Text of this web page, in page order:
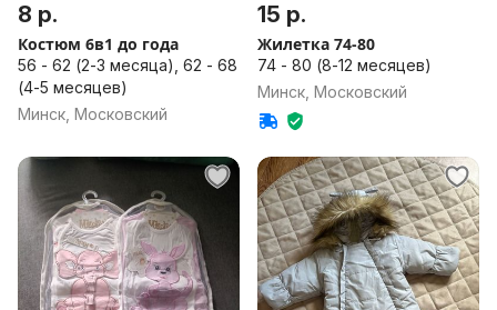
8 р.
Костюм 6в1 до года
56 - 62 (2-3 месяца), 62 - 68
(4-5 месяцев)
Минск, Московский
15 р.
Жилетка 74-80
74 - 80 (8-12 месяцев)
Минск, Московский